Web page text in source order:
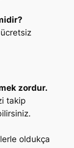
zordur.
takip
oldukça